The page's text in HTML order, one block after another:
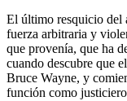
El último resquicio del
fuerza arbitraria y
que provenía, que ha
cuando descubre que
Bruce Wayne, y
función como